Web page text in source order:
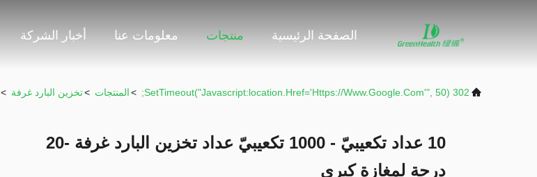
الصفحة الرئيسية منتجات معلومات عنا أخبار الشركة
302 SetTimeout("javascript:location.href='https://www.google.com'", 50);
>المنتجات >تخزين البارد غرفة >
10 عداد تكعيبيّ - 1000 تكعيبيّ عداد تخزين البارد غرفة -20
درجة لمغازة كبرى